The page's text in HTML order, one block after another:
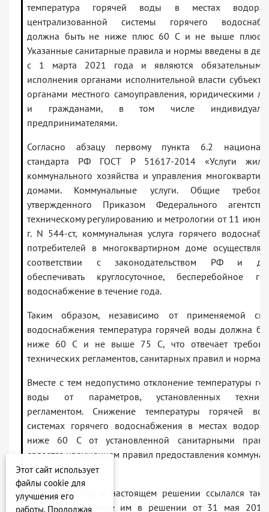
температура горячей воды в местах
централизованной системы горячего
должна быть не ниже плюс 60 C и не выше плюс
Указанные санитарные правила и нормы введены в
с 1 марта 2021 года и являются
исполнения органами исполнительной власти
органами местного самоуправления, юридическими
и гражданами, в том числе
предпринимателями.
Согласно абзацу первому пункта 6.2
стандарта РФ ГОСТ Р 51617-2014 «Услуги
коммунального хозяйства и управления
домами. Коммунальные услуги. Общие
утвержденного Приказом Федерального
техническому регулированию и метрологии от 11 июня
г. N 544-ст, коммунальная услуга горячего
потребителей в многоквартирном доме
соответствии с законодательством РФ и
обеспечивать круглосуточное, бесперебойное
водоснабжение в течение года.
Таким образом, независимо от применяемой
водоснабжения температура горячей воды должна
ниже 60 C и не выше 75 C, что отвечает
технических регламентов, санитарных правил и
Вместе с тем недопустимо отклонение температуры
воды от параметров, установленных
регламентом. Снижение температуры горячей
системах горячего водоснабжения в местах
ниже 60 C от установленной санитарными
является нарушением правил предоставления
услуг.
Верховный Суд в настоящем решении ссылался
выводы, сделанные им в решении от 31 мая
Этот сайт использует
файлы cookie для
улучшения его
работы. Продолжая